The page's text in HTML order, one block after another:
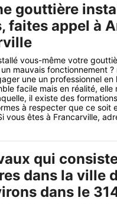
gouttière
faites appel à
vous-même votre
mauvais fonctionnement
une un professionnel
facile mais en réalité,
il existe des
à respecter que ce soit
vous êtes à Francarville,
qui
dans la ville
dans le